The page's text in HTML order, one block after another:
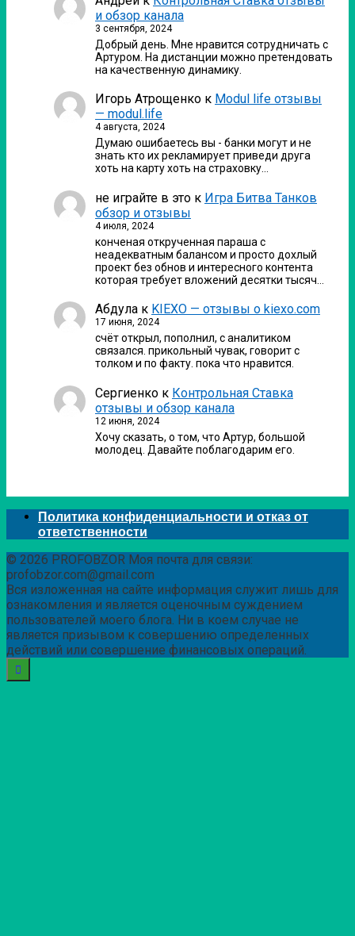
и обзор канала
3 сентября, 2024
Добрый день. Мне нравится сотрудничать с
Артуром. На дистанции можно претендовать
на качественную динамику.
Игорь Атрощенко к Modul life отзывы
— modul.life
4 августа, 2024
Думаю ошибаетесь вы - банки могут и не
знать кто их рекламирует приведи друга
хоть на карту хоть на страховку…
не играйте в это к Игра Битва Танков
обзор и отзывы
4 июля, 2024
конченая открученная параша с
неадекватным балансом и просто дохлый
проект без обнов и интересного контента
которая требует вложений десятки тысяч…
Абдула к KIEXO — отзывы о kiexo.com
17 июня, 2024
счёт открыл, пополнил, с аналитиком
связался. прикольный чувак, говорит с
толком и по факту. пока что нравится.
Сергиенко к Контрольная Ставка
отзывы и обзор канала
12 июня, 2024
Хочу сказать, о том, что Артур, большой
молодец. Давайте поблагодарим его.
Политика конфиденциальности и отказ от
ответственности
© 2026 PROFOBZOR Моя почта для связи:
profobzor.com@gmail.com
Вся изложенная на сайте информация служит лишь для
ознакомления и является оценочным суждением
пользователей моего блога. Ни в коем случае не
является призывом к совершению определенных
действий или совершение финансовых операций.